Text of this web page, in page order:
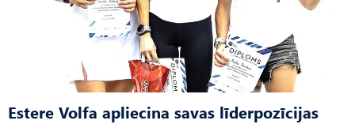
Estere Volfa apliecina savas līderpozīcijas